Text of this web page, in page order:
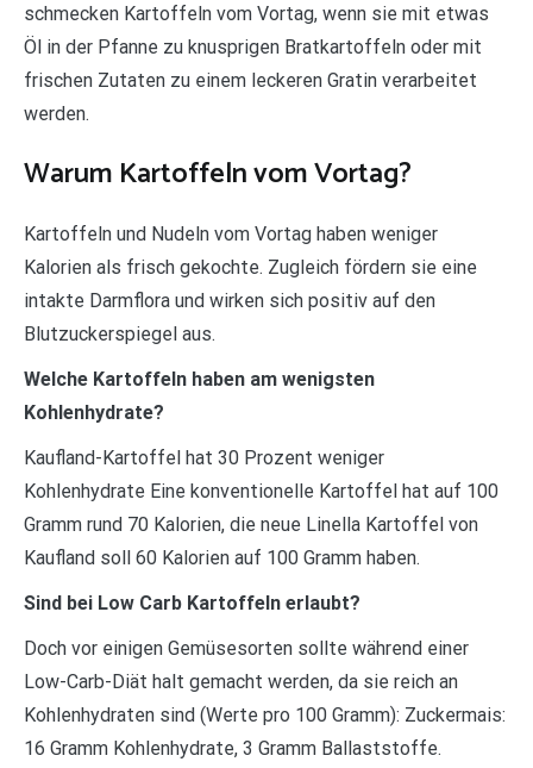
schmecken Kartoffeln vom Vortag, wenn sie mit etwas
Öl in der Pfanne zu knusprigen Bratkartoffeln oder mit
frischen Zutaten zu einem leckeren Gratin verarbeitet
werden.
Warum Kartoffeln vom Vortag?
Kartoffeln und Nudeln vom Vortag haben weniger
Kalorien als frisch gekochte. Zugleich fördern sie eine
intakte Darmflora und wirken sich positiv auf den
Blutzuckerspiegel aus.
Welche Kartoffeln haben am wenigsten
Kohlenhydrate?
Kaufland-Kartoffel hat 30 Prozent weniger
Kohlenhydrate Eine konventionelle Kartoffel hat auf 100
Gramm rund 70 Kalorien, die neue Linella Kartoffel von
Kaufland soll 60 Kalorien auf 100 Gramm haben.
Sind bei Low Carb Kartoffeln erlaubt?
Doch vor einigen Gemüsesorten sollte während einer
Low-Carb-Diät halt gemacht werden, da sie reich an
Kohlenhydraten sind (Werte pro 100 Gramm): Zuckermais:
16 Gramm Kohlenhydrate, 3 Gramm Ballaststoffe.